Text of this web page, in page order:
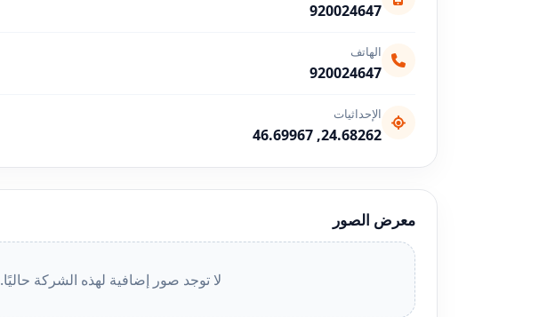
920024647
الهاتف
920024647
الإحداثيات
24.68262, 46.69967
معرض الصور
لا توجد صور إضافية لهذه الشركة حاليًا.